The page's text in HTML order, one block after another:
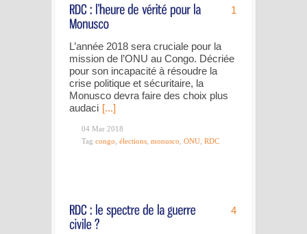
1
L’année 2018 sera cruciale pour la
mission de l’ONU au Congo. Décriée
pour son incapacité à résoudre la
crise politique et sécuritaire, la
Monusco devra faire des choix plus
audaci [...]
04 Mar 2018
Tag congo élections monusco ONU RDC
4